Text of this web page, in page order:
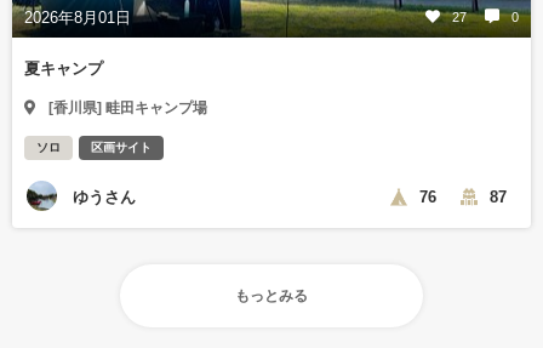
2026年8月01日 27 0
夏キャンプ
[香川県] 畦田キャンプ場
ソロ 区画サイト
ゆうさん 76 87
もっとみる